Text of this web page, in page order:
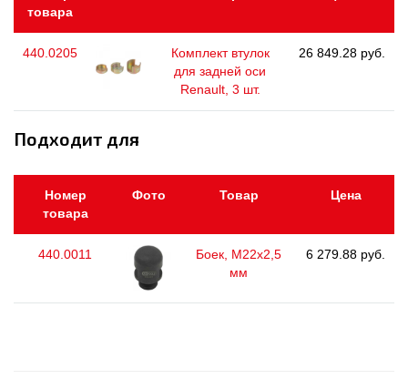
товара
440.0205
Комплект втулок
для задней оси
Renault, 3 шт.
26 849.28 руб.
Подходит для
Номер
товара
Фото Товар Цена
440.0011
Боек, М22х2,5
мм
6 279.88 руб.